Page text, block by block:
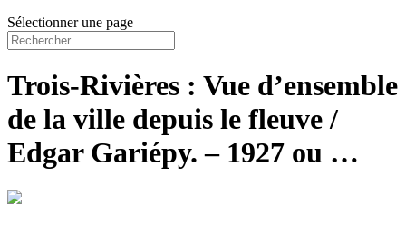
Sélectionner une page
Trois-Rivières : Vue d’ensemble
de la ville depuis le fleuve /
Edgar Gariépy. – 1927 ou …